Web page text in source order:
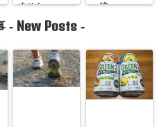
ません。
ー編
- New Posts -